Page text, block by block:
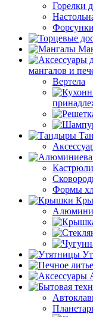
Горелки
Форсунки
мангалов и
Вертела
Формы